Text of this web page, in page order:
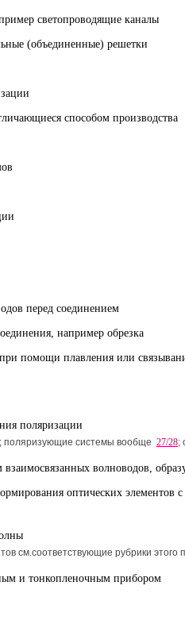
светопроводящие каналы
(объединенные) решетки
способом производства
перед соединением
например обрезка
помощи плавления или
поляризации
поляризующие системы вообще 27/28;
волноводов,
оптических элементов
см.соответствующие рубрики
и тонкопленочным прибором